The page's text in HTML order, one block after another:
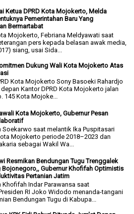
Ketua DPRD Kota Mojokerto, Melda
Pemerintahan Baru Yang
Bermartabat
Mojokerto, Febriana Meldyawati saat
pers kepada belasan awak media,
siang, usai Sida...
Dukung Wali Kota Mojokerto Atas
Kota Mojokerto Sony Basoeki Rahardjo
Kantor DPRD Kota Mojokerto jalan
145 Kota Mojoke...
Kota Mojokerto, Gubernur Pesan
Soekarwo saat melantik Ika Puspitasari
Mojokerto periode 2018–2023 dan
sebagai Wakil Wa...
Resmikan Bendungan Tugu Trenggalek
Bojonegoro,, Gubernur Khofifah Optimistis
Pertanian Jatim
Khofifah Indar Parawansa saat
RI Joko Widodo menanda-tangani
Bendungan Tugu di Kabupa...